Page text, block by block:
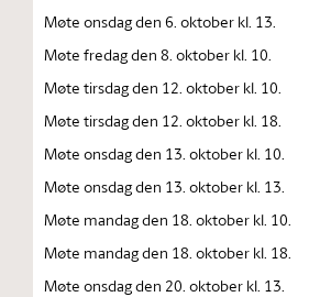
Møte onsdag den 6. oktober kl. 13.
Møte fredag den 8. oktober kl. 10.
Møte tirsdag den 12. oktober kl. 10.
Møte tirsdag den 12. oktober kl. 18.
Møte onsdag den 13. oktober kl. 10.
Møte onsdag den 13. oktober kl. 13.
Møte mandag den 18. oktober kl. 10.
Møte mandag den 18. oktober kl. 18.
Møte onsdag den 20. oktober kl. 13.